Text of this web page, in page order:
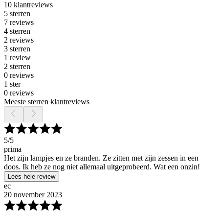
10 klantreviews
5 sterren
7 reviews
4 sterren
2 reviews
3 sterren
1 review
2 sterren
0 reviews
1 ster
0 reviews
Meeste sterren klantreviews
5/5
prima
Het zijn lampjes en ze branden. Ze zitten met zijn zessen in een
doos. Ik heb ze nog niet allemaal uitgeprobeerd. Wat een onzin!
Lees hele review
ec
20 november 2023